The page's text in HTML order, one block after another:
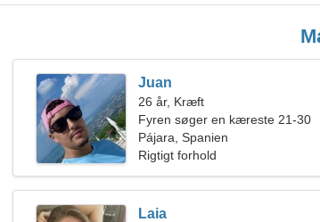
Juan
26 år, Kræft
Fyren søger en kæreste 21-30
Pájara, Spanien
Rigtigt forhold
Laia